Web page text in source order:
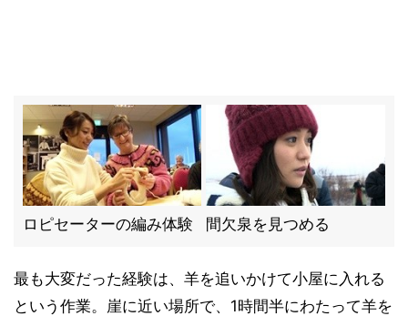
ロピセーターの編み体験 間欠泉を見つめる
最も大変だった経験は、羊を追いかけて小屋に入れる
という作業。崖に近い場所で、1時間半にわたって羊を